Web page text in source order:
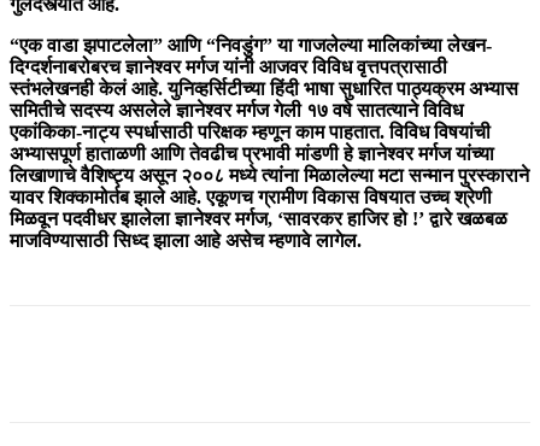
गुलदस्त्यात आहे.
“एक वाडा झपाटलेला” आणि “निवडुंग” या गाजलेल्या मालिकांच्या लेखन-
दिग्दर्शनाबरोबरच ज्ञानेश्वर मर्गज यांनी आजवर विविध वृत्तपत्रासाठी
स्तंभलेखनही केलं आहे. युनिव्हर्सिटीच्या हिंदी भाषा सुधारित पाठ्यक्रम अभ्यास
समितीचे सदस्य असलेले ज्ञानेश्वर मर्गज गेली १७ वषे सातत्याने विविध
एकांकिका-नाट्य स्पर्धासाठी परिक्षक म्हणून काम पाहतात. विविध विषयांची
अभ्यासपूर्ण हाताळणी आणि तेवढीच प्रभावी मांडणी हे ज्ञानेश्वर मर्गज यांच्या
लिखाणाचे वैशिष्ट्य असून २००८ मध्ये त्यांना मिळालेल्या मटा सन्मान पुरस्काराने
यावर शिक्कामोर्तब झाले आहे. एकूणच ग्रामीण विकास विषयात उच्च श्रेणी
मिळवून पदवीधर झालेला ज्ञानेश्वर मर्गज, ‘सावरकर हाजिर हो !’ द्वारे खळबळ
माजविण्यासाठी सिध्द झाला आहे असेच म्हणावे लागेल.